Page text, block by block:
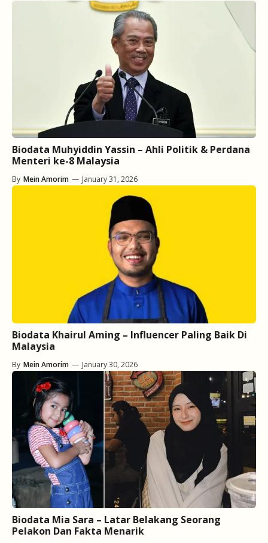
Biodata Muhyiddin Yassin – Ahli Politik & Perdana
Menteri ke-8 Malaysia
By Mein Amorim — January 31, 2026
Biodata Khairul Aming – Influencer Paling Baik Di
Malaysia
By Mein Amorim — January 30, 2026
Biodata Mia Sara – Latar Belakang Seorang
Pelakon Dan Fakta Menarik